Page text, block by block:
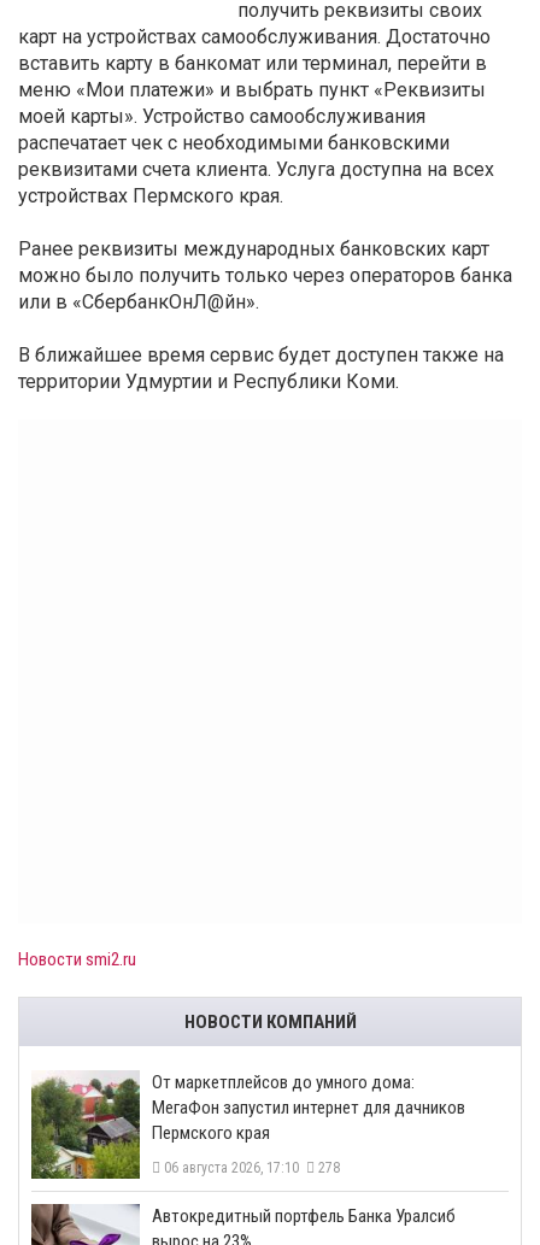
получить реквизиты своих
карт на устройствах самообслуживания. Достаточно
вставить карту в банкомат или терминал, перейти в
меню «Мои платежи» и выбрать пункт «Реквизиты
моей карты». Устройство самообслуживания
распечатает чек с необходимыми банковскими
реквизитами счета клиента. Услуга доступна на всех
устройствах Пермского края.
Ранее реквизиты международных банковских карт
можно было получить только через операторов банка
или в «СбербанкОнЛ@йн».
В ближайшее время сервис будет доступен также на
территории Удмуртии и Республики Коми.
Новости smi2.ru
НОВОСТИ КОМПАНИЙ
От маркетплейсов до умного дома:
МегаФон запустил интернет для дачников
Пермского края
06 августа 2026, 17:10 278
​Автокредитный портфель Банка Уралсиб